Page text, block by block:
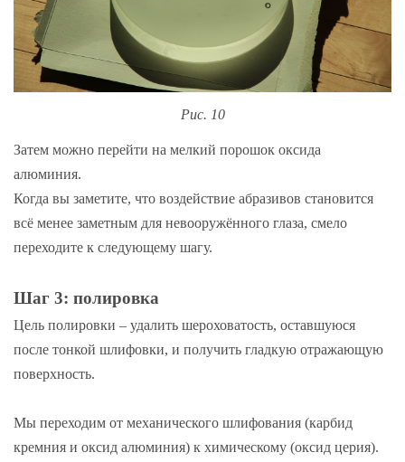
Рис. 10
Затем можно перейти на мелкий порошок оксида
алюминия.
Когда вы заметите, что воздействие абразивов становится
всё менее заметным для невооружённого глаза, смело
переходите к следующему шагу.
Шаг 3: полировка
Цель полировки – удалить шероховатость, оставшуюся
после тонкой шлифовки, и получить гладкую отражающую
поверхность.
Мы переходим от механического шлифования (карбид
кремния и оксид алюминия) к химическому (оксид церия).